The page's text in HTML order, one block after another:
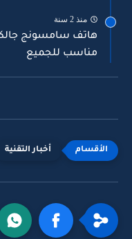
منذ 2 سنة
مناسب للجميع
أخبار التقنية